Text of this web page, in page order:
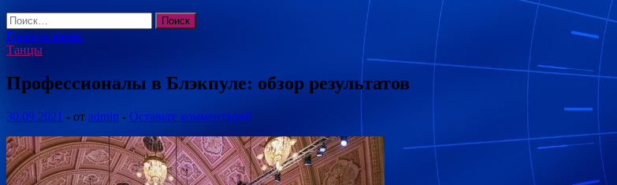
Найти:
Главное меню
Танцы
Профессионалы в Блэкпуле: обзор результатов
30.09.2021 - от admin - Оставьте комментарий